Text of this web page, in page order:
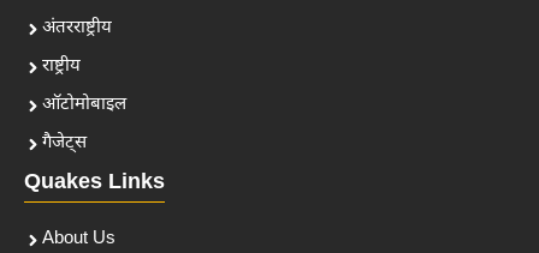
अंतरराष्ट्रीय
राष्ट्रीय
ऑटोमोबाइल
गैजेट्स
Quakes Links
About Us